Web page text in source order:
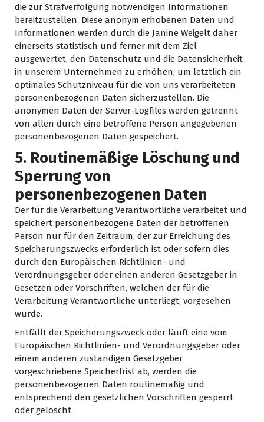
die zur Strafverfolgung notwendigen Informationen
bereitzustellen. Diese anonym erhobenen Daten und
Informationen werden durch die Janine Weigelt daher
einerseits statistisch und ferner mit dem Ziel
ausgewertet, den Datenschutz und die Datensicherheit
in unserem Unternehmen zu erhöhen, um letztlich ein
optimales Schutzniveau für die von uns verarbeiteten
personenbezogenen Daten sicherzustellen. Die
anonymen Daten der Server-Logfiles werden getrennt
von allen durch eine betroffene Person angegebenen
personenbezogenen Daten gespeichert.
5. Routinemäßige Löschung und
Sperrung von
personenbezogenen Daten
Der für die Verarbeitung Verantwortliche verarbeitet und
speichert personenbezogene Daten der betroffenen
Person nur für den Zeitraum, der zur Erreichung des
Speicherungszwecks erforderlich ist oder sofern dies
durch den Europäischen Richtlinien- und
Verordnungsgeber oder einen anderen Gesetzgeber in
Gesetzen oder Vorschriften, welchen der für die
Verarbeitung Verantwortliche unterliegt, vorgesehen
wurde.
Entfällt der Speicherungszweck oder läuft eine vom
Europäischen Richtlinien- und Verordnungsgeber oder
einem anderen zuständigen Gesetzgeber
vorgeschriebene Speicherfrist ab, werden die
personenbezogenen Daten routinemäßig und
entsprechend den gesetzlichen Vorschriften gesperrt
oder gelöscht.